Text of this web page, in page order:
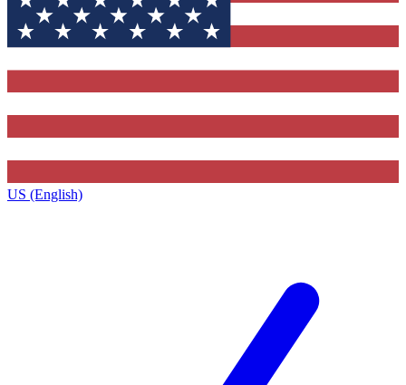
US (English)